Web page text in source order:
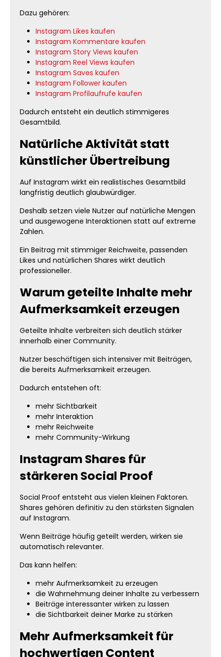
Dazu gehören:
Instagram Likes kaufen
Instagram Kommentare kaufen
Instagram Story Views kaufen
Instagram Reel Views kaufen
Instagram Saves kaufen
Instagram Follower kaufen
Instagram Profilaufrufe kaufen
Dadurch entsteht ein deutlich stimmigeres
Gesamtbild.
Natürliche Aktivität statt
künstlicher Übertreibung
Auf Instagram wirkt ein realistisches Gesamtbild
langfristig deutlich glaubwürdiger.
Deshalb setzen viele Nutzer auf natürliche Mengen
und ausgewogene Interaktionen statt auf extreme
Zahlen.
Ein Beitrag mit stimmiger Reichweite, passenden
Likes und natürlichen Shares wirkt deutlich
professioneller.
Warum geteilte Inhalte mehr
Aufmerksamkeit erzeugen
Geteilte Inhalte verbreiten sich deutlich stärker
innerhalb einer Community.
Nutzer beschäftigen sich intensiver mit Beiträgen,
die bereits Aufmerksamkeit erzeugen.
Dadurch entstehen oft:
mehr Sichtbarkeit
mehr Interaktion
mehr Reichweite
mehr Community-Wirkung
Instagram Shares für
stärkeren Social Proof
Social Proof entsteht aus vielen kleinen Faktoren.
Shares gehören definitiv zu den stärksten Signalen
auf Instagram.
Wenn Beiträge häufig geteilt werden, wirken sie
automatisch relevanter.
Das kann helfen:
mehr Aufmerksamkeit zu erzeugen
die Wahrnehmung deiner Inhalte zu verbessern
Beiträge interessanter wirken zu lassen
die Sichtbarkeit deiner Marke zu stärken
Mehr Aufmerksamkeit für
hochwertigen Content